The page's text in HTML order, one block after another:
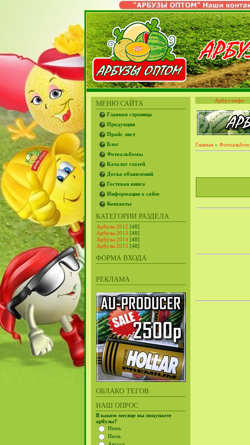
МЕНЮ САЙТА
Главная страница
Продукция
Прайс лист
Блог
Фотоальбомы
Каталог статей
Доска объявлений
Гостевая книга
Информация о сайте
Контакты
КАТЕГОРИИ РАЗДЕЛА
Арбузы 2012 [48]
Арбузы 2013 [48]
Арбузы 2014 [48]
Арбузы 2015 [48]
ФОРМА ВХОДА
РЕКЛАМА
ОБЛАКО ТЕГОВ
НАШ ОПРОС
В каком месяце вы покупаете
арбузы?
Июнь
Июль
Арбуз-инфо
Главная » Фотоальбом